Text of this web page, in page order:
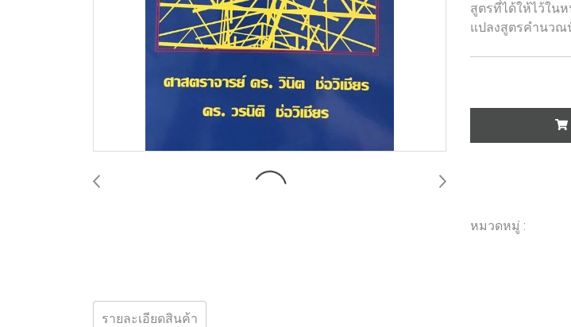
สูตรที่ได้ให้ไว้ใน
แปลงสูตรคำนวณ
หมวดหมู่ :
รายละเอียดสินค้า